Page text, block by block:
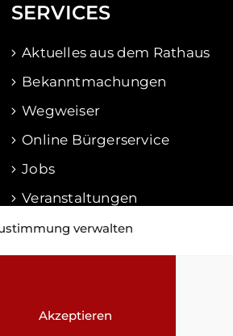
verwalten
Akzeptieren
SERVICES
Aktuelles aus dem Rathaus
Bekanntmachungen
Wegweiser
Online Bürgerservice
Jobs
Veranstaltungen
Waldershof Aktuell